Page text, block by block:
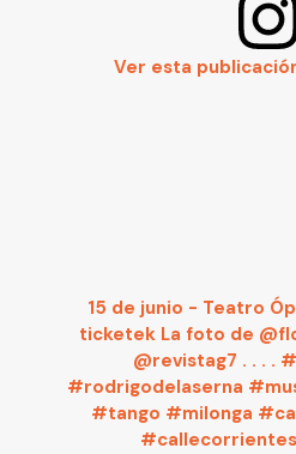
Ver esta
15 de junio - Teatro
ticketek La foto de
@revistag7 . . . .
#rodrigodelaserna
#tango #milonga